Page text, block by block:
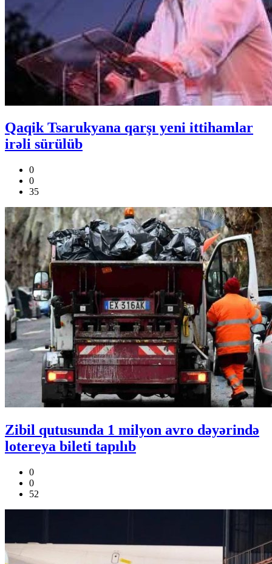
Qaqik Tsarukyana qarşı yeni ittihamlar
irəli sürülüb
0
0
35
Zibil qutusunda 1 milyon avro dəyərində
lotereya bileti tapılıb
0
0
52